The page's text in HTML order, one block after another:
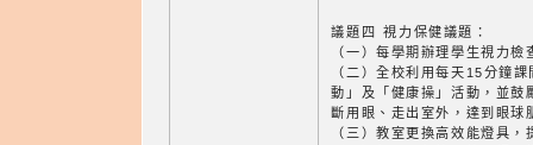
議題四 視力保健議題：
（一）每學期辦理學生視力
（二）全校利用每天15分鐘
動」及「健康操」活動，並鼓
斷用眼、走出室外，達到眼球
（三）教室更換高效能燈具，